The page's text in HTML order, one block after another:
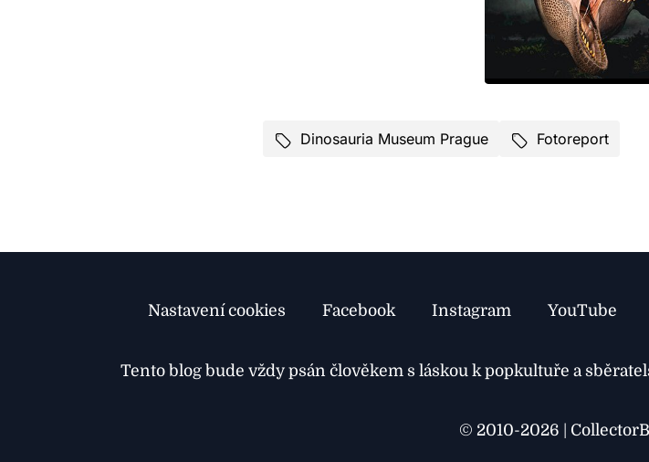
Dinosauria Museum Prague Fotoreport
Nastavení cookies Facebook Instagram YouTube
Tento blog bude vždy psán člověkem s láskou k popkultuře a
© 2010-2026 |